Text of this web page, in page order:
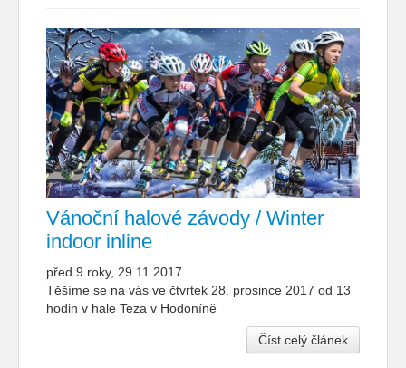
Vánoční halové závody / Winter
indoor inline
před 9 roky, 29.11.2017
Těšíme se na vás ve čtvrtek 28. prosince 2017 od 13
hodin v hale Teza v Hodoníně
Číst celý článek